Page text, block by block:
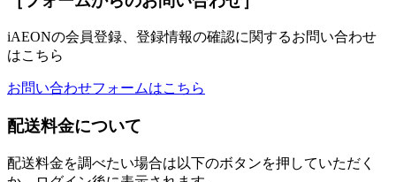
iAEONの会員登録、登録情報の確認に関するお問い合わせ
はこちら
お問い合わせフォームはこちら
配送料金について
配送料金を調べたい場合は以下のボタンを押していただく